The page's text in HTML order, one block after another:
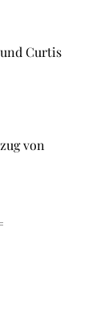
Curtis
von